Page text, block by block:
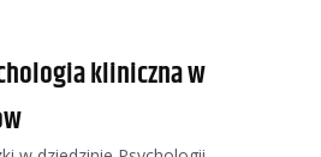
kliniczna w